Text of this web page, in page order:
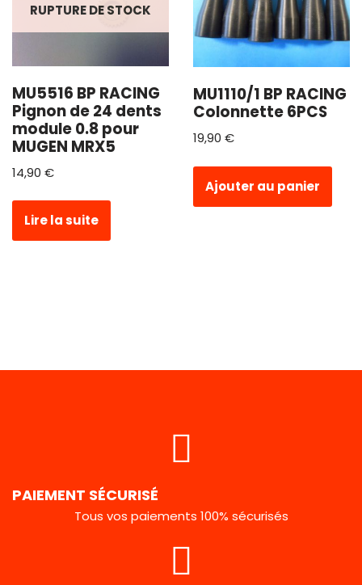
RUPTURE DE STOCK
MU5516 BP RACING
Pignon de 24 dents
module 0.8 pour
MUGEN MRX5
14,90 €
Lire la suite
MU1110/1 BP RACING
Colonnette 6PCS
19,90 €
Ajouter au panier
PAIEMENT SÉCURISÉ
Tous vos paiements 100% sécurisés